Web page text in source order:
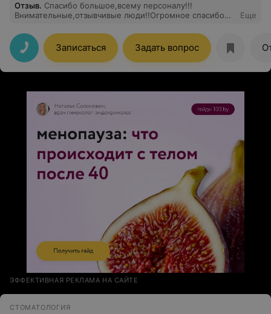
Отзыв. Спасибо большое,всему персоналу!!!
Внимательные,отзывчивые люди!!Огромное спасибо
прошло на ура!!!даже не успела ничего понять!!!
Спасибо огромное!!
Еще
Записаться Задать вопрос
ЭФФЕКТИВНАЯ РЕКЛАМА НА САЙТЕ
СТОМАТОЛОГИЯ